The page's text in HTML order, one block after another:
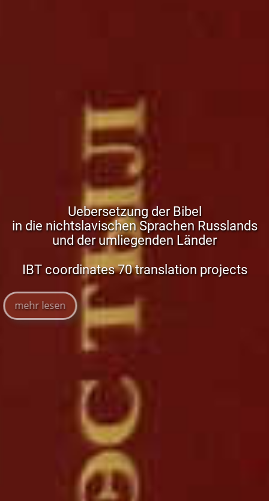
Uebersetzung der Bibel
in die nichtslavischen Sprachen Russlands
und der umliegenden Länder
IBT coordinates 70 translation projects
mehr lesen